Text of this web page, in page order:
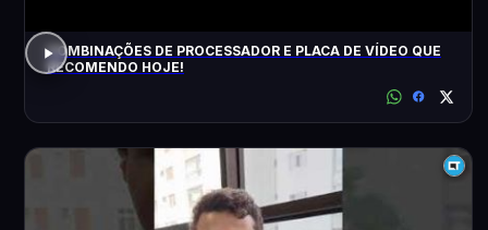
COMBINAÇÕES DE PROCESSADOR E PLACA DE VÍDEO QUE
RECOMENDO HOJE!